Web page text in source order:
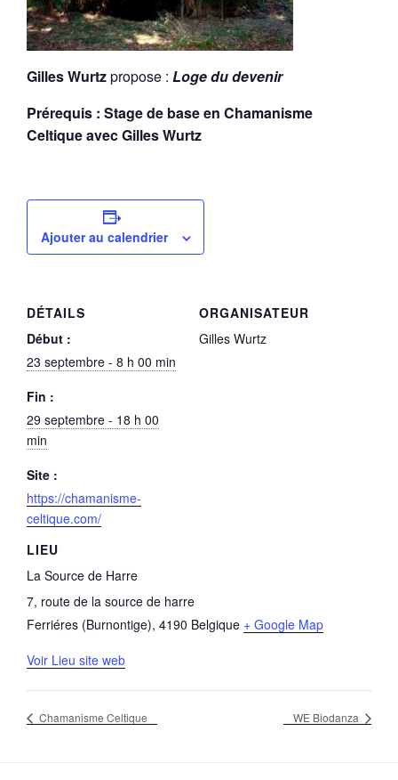
Gilles Wurtzpropose : Loge du devenir
Prérequis : Stage de base en Chamanisme
Celtique avec Gilles Wurtz
Ajouter au calendrier
DÉTAILS
Début :
23 septembre - 8 h 00 min
Fin :
29 septembre - 18 h 00
min
Site :
https://chamanisme-
celtique.com/
LIEU
La Source de Harre
7, route de la source de harre
Ferriéres (Burnontige), 4190 Belgique + Google Map
Voir Lieu site web
ORGANISATEUR
Gilles Wurtz
Chamanisme Celtique WE Biodanza